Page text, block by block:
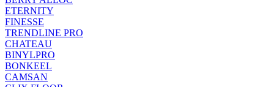
ETERNITY
FINESSE
TRENDLINE PRO
CHATEAU
BINYLPRO
BONKEEL
CAMSAN